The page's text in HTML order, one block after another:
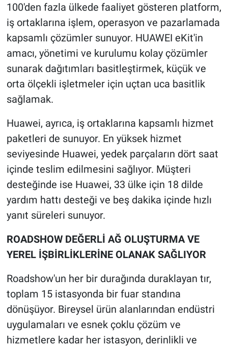
100'den fazla ülkede faaliyet gösteren platform,
iş ortaklarına işlem, operasyon ve pazarlamada
kapsamlı çözümler sunuyor. HUAWEI eKit'in
amacı, yönetimi ve kurulumu kolay çözümler
sunarak dağıtımları basitleştirmek, küçük ve
orta ölçekli işletmeler için uçtan uca basitlik
sağlamak.
Huawei, ayrıca, iş ortaklarına kapsamlı hizmet
paketleri de sunuyor. En yüksek hizmet
seviyesinde Huawei, yedek parçaların dört saat
içinde teslim edilmesini sağlıyor. Müşteri
desteğinde ise Huawei, 33 ülke için 18 dilde
yardım hattı desteği ve beş dakika içinde hızlı
yanıt süreleri sunuyor.
ROADSHOW DEĞERLİ AĞ OLUŞTURMA VE
YEREL İŞBİRLİKLERİNE OLANAK SAĞLIYOR
Roadshow'un her bir durağında duraklayan tır,
toplam 15 istasyonda bir fuar standına
dönüşüyor. Bireysel ürün alanlarından endüstri
uygulamaları ve esnek çoklu çözüm ve
hizmetlere kadar her istasyon, derinlikli ve